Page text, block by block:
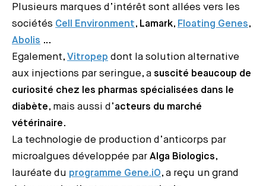
Plusieurs marques d’intérêt sont allées vers les
sociétés Cell Environment, Lamark, Floating Genes,
Abolis …
Egalement, Vitropep dont la solution alternative
aux injections par seringue, a suscité beaucoup de
curiosité chez les pharmas spécialisées dans le
diabète, mais aussi d’acteurs du marché
vétérinaire.
La technologie de production d’anticorps par
microalgues développée par Alga Biologics,
lauréate du programme Gene.iO, a reçu un grand